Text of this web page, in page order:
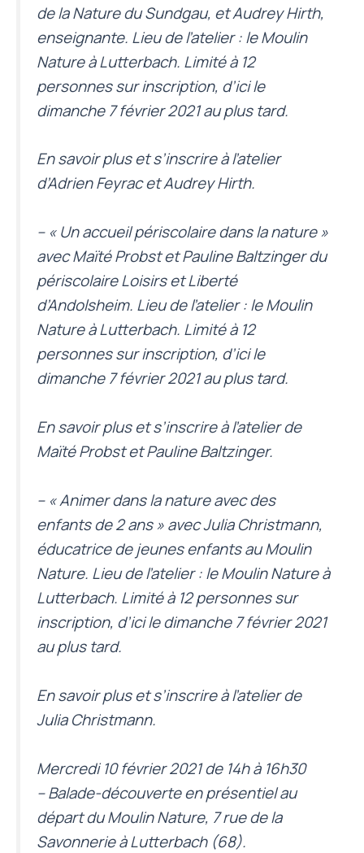
de la Nature du Sundgau, et Audrey Hirth,
enseignante. Lieu de l’atelier : le Moulin
Nature à Lutterbach. Limité à 12
personnes sur inscription, d’ici le
dimanche 7 février 2021 au plus tard.
En savoir plus et s’inscrire à l’atelier
d’Adrien Feyrac et Audrey Hirth.
– « Un accueil périscolaire dans la nature »
avec Maïté Probst et Pauline Baltzinger du
périscolaire Loisirs et Liberté
d’Andolsheim. Lieu de l’atelier : le Moulin
Nature à Lutterbach. Limité à 12
personnes sur inscription, d’ici le
dimanche 7 février 2021 au plus tard.
En savoir plus et s’inscrire à l’atelier de
Maïté Probst et Pauline Baltzinger.
– « Animer dans la nature avec des
enfants de 2 ans » avec Julia Christmann,
éducatrice de jeunes enfants au Moulin
Nature. Lieu de l’atelier : le Moulin Nature à
Lutterbach. Limité à 12 personnes sur
inscription, d’ici le dimanche 7 février 2021
au plus tard.
En savoir plus et s’inscrire à l’atelier de
Julia Christmann.
Mercredi 10 février 2021 de 14h à 16h30
– Balade-découverte en présentiel au
départ du Moulin Nature, 7 rue de la
Savonnerie à Lutterbach (68).